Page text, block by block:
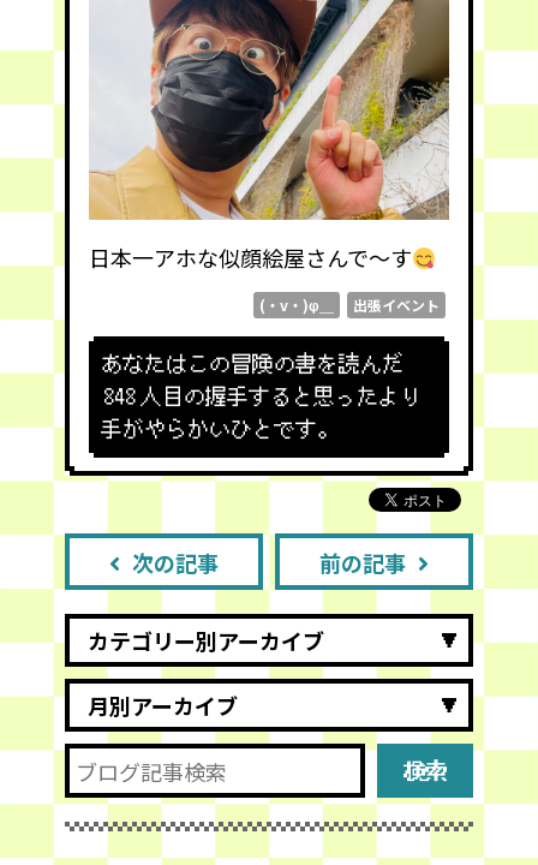
日本一アホな似顔絵屋さんで〜す
(・v・)φ＿ 出張イベント
あなたはこの冒険の書を読んだ
848 人目の握手すると思ったより
手がやらかいひとです。
次の記事 前の記事